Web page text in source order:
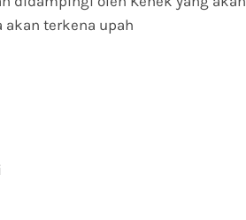
akan terkena upah